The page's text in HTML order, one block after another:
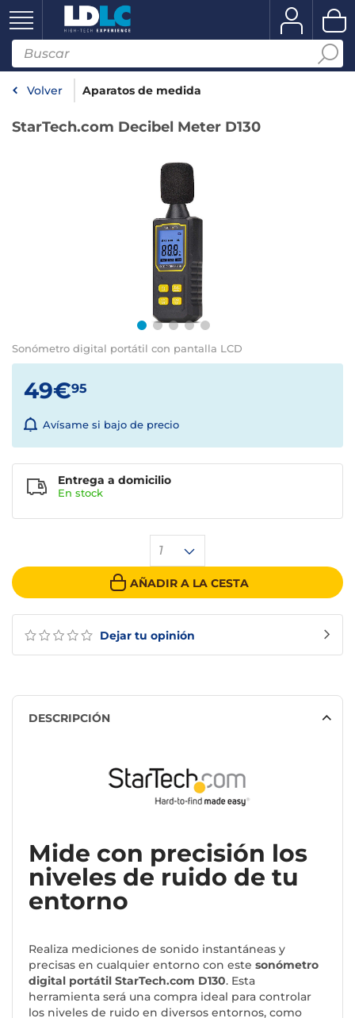
Volver Aparatos de medida
StarTech.com Decibel Meter D130
Sonómetro digital portátil con pantalla LCD
Dejar tu opinión
49€95
Avísame si bajo de precio
1
AÑADIR A LA CESTA
Entrega a domicilio
En stock
DESCRIPCIÓN
Mide con precisión los
niveles de ruido de tu
entorno
Realiza mediciones de sonido instantáneas y
precisas en cualquier entorno con este sonómetro
digital portátil StarTech.com D130. Esta
herramienta será una compra ideal para controlar
los niveles de ruido en diversos entornos, como